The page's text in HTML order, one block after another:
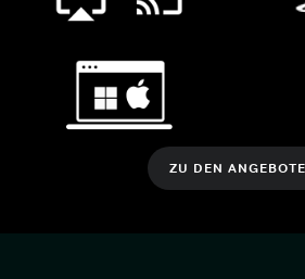
ZU DEN